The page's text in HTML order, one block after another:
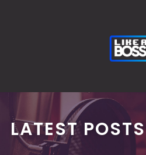
LATEST POSTS